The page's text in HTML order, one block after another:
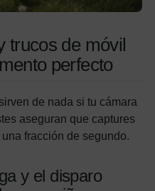
trucos de móvil
perfecto
de nada si tu cámara
aseguran que captures
fracción de segundo.
y el disparo